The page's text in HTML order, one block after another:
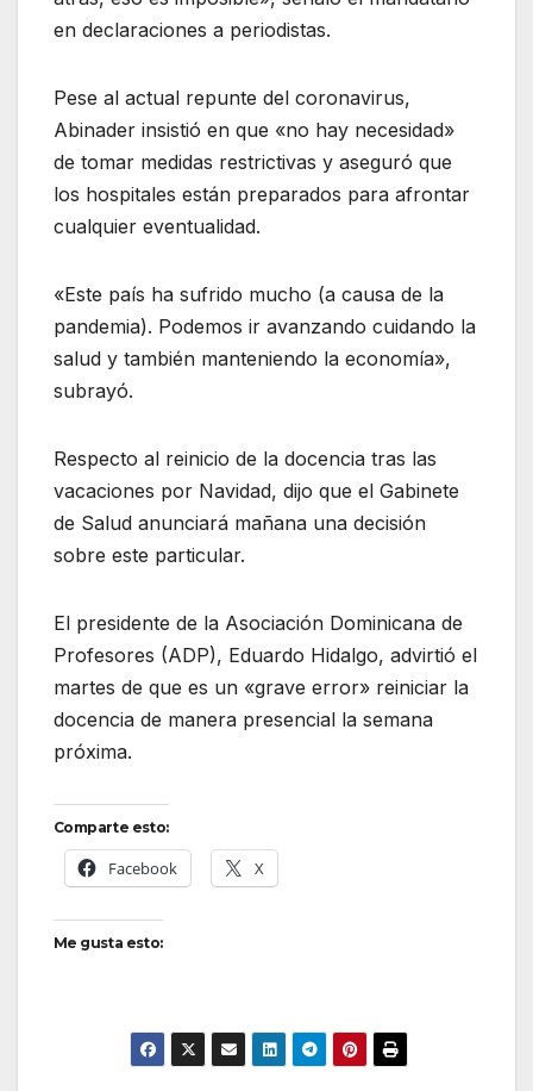
en declaraciones a periodistas.
Pese al actual repunte del coronavirus,
Abinader insistió en que «no hay necesidad»
de tomar medidas restrictivas y aseguró que
los hospitales están preparados para afrontar
cualquier eventualidad.
«Este país ha sufrido mucho (a causa de la
pandemia). Podemos ir avanzando cuidando la
salud y también manteniendo la economía»,
subrayó.
Respecto al reinicio de la docencia tras las
vacaciones por Navidad, dijo que el Gabinete
de Salud anunciará mañana una decisión
sobre este particular.
El presidente de la Asociación Dominicana de
Profesores (ADP), Eduardo Hidalgo, advirtió el
martes de que es un «grave error» reiniciar la
docencia de manera presencial la semana
próxima.
Comparte esto:
Facebook X
Me gusta esto: